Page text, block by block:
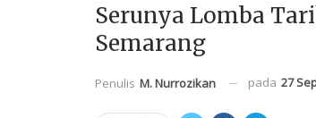
Serunya Lomba
Semarang
Penulis M. Nurrozikan pada 27